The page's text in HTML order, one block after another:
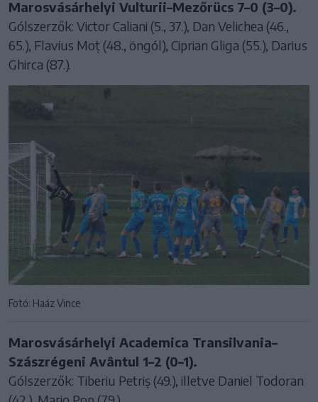
Marosvásárhelyi Vulturii–Mezőrücs 7–0 (3–0).
Gólszerzők: Victor Caliani (5., 37.), Dan Velichea (46.,
65.), Flavius Moț (48., öngól), Ciprian Gliga (55.), Darius
Ghirca (87.).
Fotó: Haáz Vince
Marosvásárhelyi Academica Transilvania–
Szászrégeni Avântul 1–2 (0–1).
Gólszerzők: Tiberiu Petriș (49.), illetve Daniel Todoran